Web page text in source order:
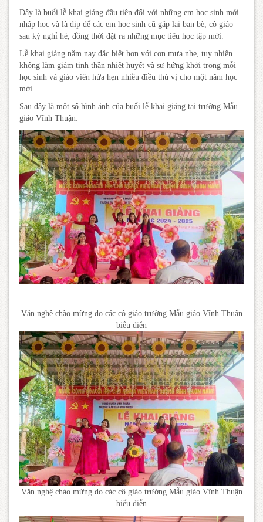
Đây là buổi lễ khai giảng đầu tiên đối với những em học sinh mới
nhập học và là dịp để các em học sinh cũ gặp lại bạn bè, cô giáo
sau kỳ nghỉ hè, đồng thời đặt ra những mục tiêu học tập mới.
Lễ khai giảng năm nay đặc biệt hơn với cơn mưa nhẹ, tuy nhiên
không làm giảm tinh thần nhiệt huyết và sự hứng khởi trong mỗi
học sinh và giáo viên hứa hẹn nhiều điều thú vị cho một năm học
mới.
Sau đây là một số hình ảnh của buổi lễ khai giảng tại trường Mẫu
giáo Vĩnh Thuận:
Văn nghệ chào mừng do các cô giáo trường Mẫu giáo Vĩnh Thuận
biểu diễn
Văn nghệ chào mừng do các cô giáo trường Mẫu giáo Vĩnh Thuận
biểu diễn